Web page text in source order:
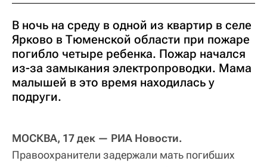
В ночь на среду в одной из квартир в селе
Ярково в Тюменской области при пожаре
погибло четыре ребенка. Пожар начался
из-за замыкания электропроводки. Мама
малышей в это время находилась у
подруги.
МОСКВА, 17 дек — РИА Новости.
Правоохранители задержали мать погибших